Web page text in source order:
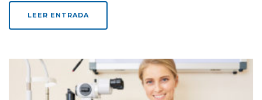
LEER ENTRADA